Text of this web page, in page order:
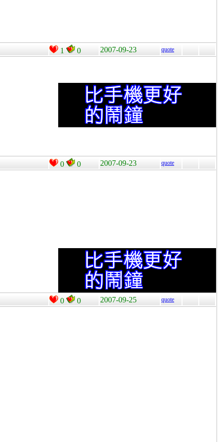
1 0 2007-09-23 quote
0 0 2007-09-23 quote
0 0 2007-09-25 quote